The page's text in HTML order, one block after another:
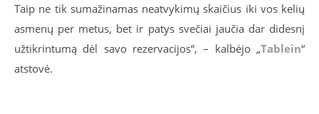
Taip ne tik sumažinamas neatvykimų skaičius iki vos kelių
asmenų per metus, bet ir patys svečiai jaučia dar didesnį
užtikrintumą dėl savo rezervacijos“, – kalbėjo „Tablein“
atstovė.